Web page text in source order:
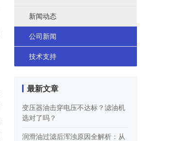
新闻动态
公司新闻
技术支持
最新文章
变压器油击穿电压不达标？滤油机
选对了吗？
润滑油过滤后浑浊原因全解析：从